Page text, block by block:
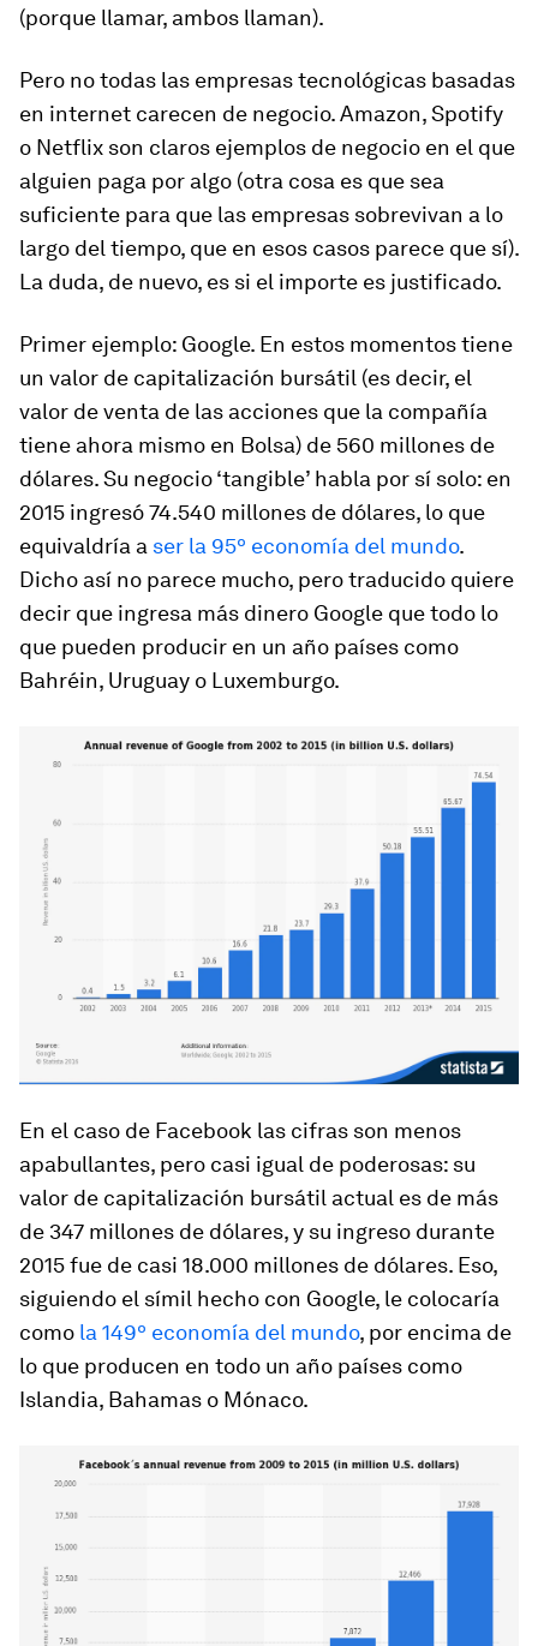
(porque llamar, ambos llaman).
Pero no todas las empresas tecnológicas basadas
en internet carecen de negocio. Amazon, Spotify
o Netflix son claros ejemplos de negocio en el que
alguien paga por algo (otra cosa es que sea
suficiente para que las empresas sobrevivan a lo
largo del tiempo, que en esos casos parece que sí).
La duda, de nuevo, es si el importe es justificado.
Primer ejemplo: Google. En estos momentos tiene
un valor de capitalización bursátil (es decir, el
valor de venta de las acciones que la compañía
tiene ahora mismo en Bolsa) de 560 millones de
dólares. Su negocio ‘tangible’ habla por sí solo: en
2015 ingresó 74.540 millones de dólares, lo que
equivaldría a ser la 95º economía del mundo.
Dicho así no parece mucho, pero traducido quiere
decir que ingresa más dinero Google que todo lo
que pueden producir en un año países como
Bahréin, Uruguay o Luxemburgo.
En el caso de Facebook las cifras son menos
apabullantes, pero casi igual de poderosas: su
valor de capitalización bursátil actual es de más
de 347 millones de dólares, y su ingreso durante
2015 fue de casi 18.000 millones de dólares. Eso,
siguiendo el símil hecho con Google, le colocaría
como la 149º economía del mundo, por encima de
lo que producen en todo un año países como
Islandia, Bahamas o Mónaco.